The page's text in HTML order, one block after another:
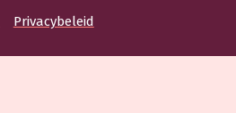
Privacybeleid